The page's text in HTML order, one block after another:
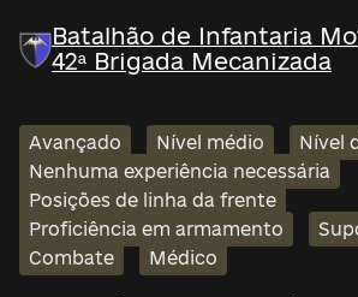
Batalhão de Infantaria
42ª Brigada Mecanizada
Avançado Nível médio
Nível
Nenhuma experiência necessária
Posições de linha da frente
Proficiência em armamento
Combate
Médico